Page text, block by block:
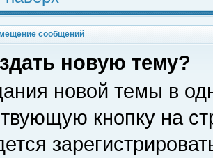
сообщений
новую тему?
новой темы в
кнопку на